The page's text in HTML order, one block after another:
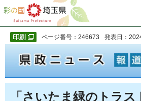
彩の国 埼玉県
ページ番号：246673 発表日：
「さいたま緑のトラ